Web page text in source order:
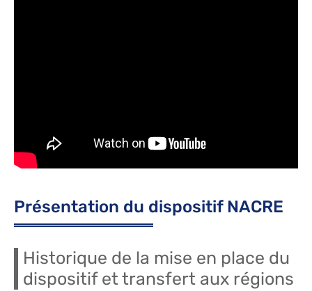
Présentation du dispositif NACRE
Historique de la mise en place du
dispositif et transfert aux régions